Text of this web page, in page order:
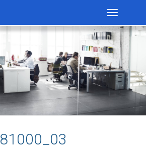
Toggle
81000_03